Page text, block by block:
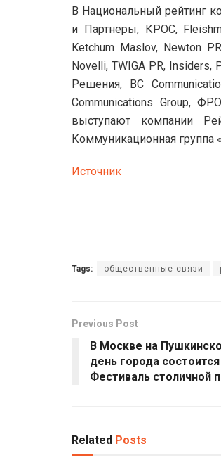
В Национальный рейтинг
и Партнеры, КРОС,
Ketchum Maslov, Newton
Novelli, TWIGA PR,
Решения, BC
Communications Group,
выступают компании
Коммуникационная группа
Источник
Tags: общественные связи
Previous Post
В Москве на
день города
Фестиваль столичной
Related Posts